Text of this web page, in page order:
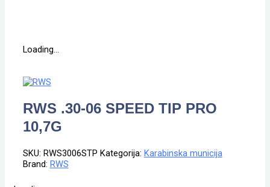
Loading...
RWS .30-06 SPEED TIP PRO
10,7G
SKU: RWS3006STP Kategorija: Karabinska municija
Brand: RWS